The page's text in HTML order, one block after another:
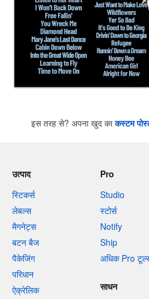
इस तरह से? अपना खुद काकस्टम
उत्पाद
स्टिकर्स
लेबल्स
मैगनेट्स
बटन बैज
पैकेजिंग
परिधान
ऐक्रेलिक
Pro
Studio
स्टोर्स
Notify
Ship
अधिक Pro
साधन